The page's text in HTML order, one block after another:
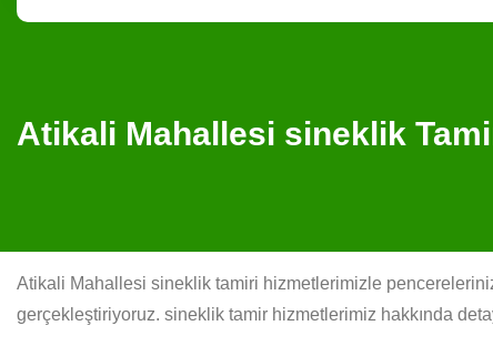
Atikali Mahallesi sineklik
Atikali Mahallesi sineklik tamiri hizmetlerimizle
gerçekleştiriyoruz. sineklik tamir hizmetlerimiz hakkında